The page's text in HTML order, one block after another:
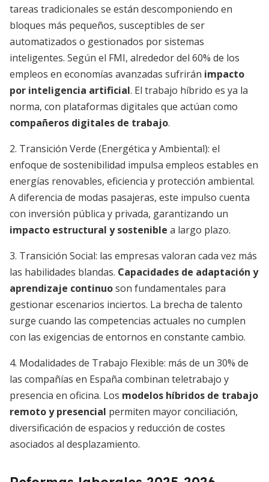
tareas tradicionales se están descomponiendo en
bloques más pequeños, susceptibles de ser
automatizados o gestionados por sistemas
inteligentes. Según el FMI, alrededor del 60% de los
empleos en economías avanzadas sufrirán impacto
por inteligencia artificial. El trabajo híbrido es ya la
norma, con plataformas digitales que actúan como
compañeros digitales de trabajo.
2. Transición Verde (Energética y Ambiental): el
enfoque de sostenibilidad impulsa empleos estables en
energías renovables, eficiencia y protección ambiental.
A diferencia de modas pasajeras, este impulso cuenta
con inversión pública y privada, garantizando un
impacto estructural y sostenible a largo plazo.
3. Transición Social: las empresas valoran cada vez más
las habilidades blandas. Capacidades de adaptación y
aprendizaje continuoson fundamentales para
gestionar escenarios inciertos. La brecha de talento
surge cuando las competencias actuales no cumplen
con las exigencias de entornos en constante cambio.
4. Modalidades de Trabajo Flexible: más de un 30% de
las compañías en España combinan teletrabajo y
presencia en oficina. Los modelos híbridos de trabajo
remoto y presencial permiten mayor conciliación,
diversificación de espacios y reducción de costes
asociados al desplazamiento.